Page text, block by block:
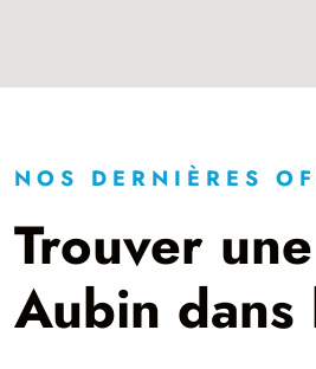
NOS DERNIÈRES
Trouver
Aubin dans